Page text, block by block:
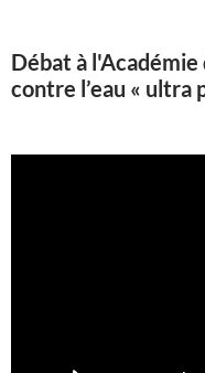
Débat à l'Académie
contre l’eau « ultra